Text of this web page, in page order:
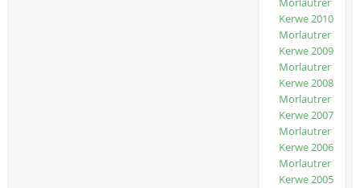
Kerwe 2010
Morlautrer
Kerwe 2009
Morlautrer
Kerwe 2008
Morlautrer
Kerwe 2007
Morlautrer
Kerwe 2006
Morlautrer
Kerwe 2005